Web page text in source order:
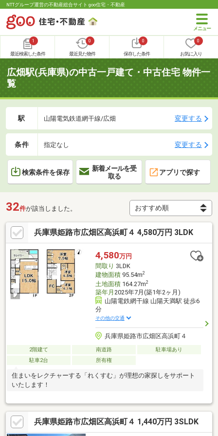
NTTグループ運営の不動産総合サイト goo住宅・不動産
1
最近検索した条件
0
最近見た物件
0
保存した条件
0
お気に入り
広畑駅(兵庫県)の中古一戸建て・中古住宅 物件一
覧
駅 山陽電気鉄道網干線/広畑 変更する
条件 指定なし 変更する
検索条件を保存
新着メールを受
取る
アプリで探す
32件が該当しました。
兵庫県姫路市広畑区高浜町４ 4,580万円 3LDK
4,580万円
間取り 3LDK
建物面積95.54m2
土地面積164.27m2
築年月 2025年7月(築1年2ヶ月)
山陽電鉄網干線 山陽天満駅 徒歩6
分
その他の交通
兵庫県姫路市広畑区高浜町４
2階建て 南道路
駐車場あり
駐車2台
所有権
住まいをレクチャーする「れくすむ」が理想の家探しをサポート
いたします！
兵庫県姫路市広畑区高浜町４ 1,440万円 3SLDK